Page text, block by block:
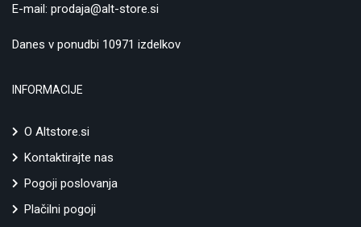
E-mail: prodaja@alt-store.si
Danes v ponudbi 10971 izdelkov
INFORMACIJE
O Altstore.si
Kontaktirajte nas
Pogoji poslovanja
Plačilni pogoji